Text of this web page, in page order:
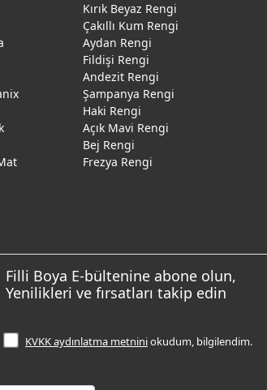
Kırık Beyaz Rengi
Çakıllı Kum Rengi
Aydan Rengi
Fildişi Rengi
Andezit Rengi
Şampanya Rengi
Haki Rengi
Açık Mavi Rengi
Bej Rengi
Frezya Rengi
Filli Boya E-bültenine abone olun,
Yenilikleri ve fırsatları takip edin
KVKK aydınlatma metniniokudum, bilgilendim.